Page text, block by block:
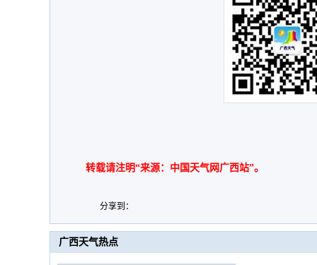
转载请注明“来源：中国天气网广西站”。
分享到：
广西天气热点